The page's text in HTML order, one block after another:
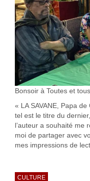
Bonsoir à Toutes et tous,
« LA SAVANE, Papa
tel est le titre du
l’auteur a souhaité me
moi de partager avec
mes impressions de
CULTURE